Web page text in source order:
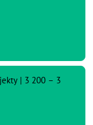
| 3 200 – 3